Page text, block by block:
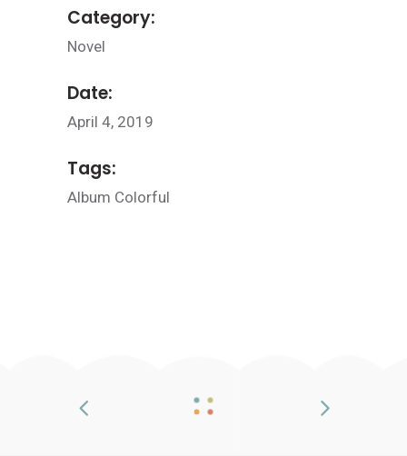
Category:
Novel
Date:
April 4, 2019
Tags:
Album Colorful